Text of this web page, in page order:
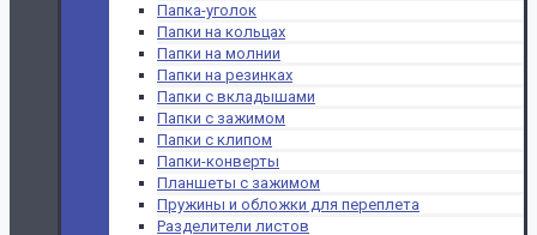
Папка-уголок
Папки на кольцах
Папки на молнии
Папки на резинках
Папки с вкладышами
Папки с зажимом
Папки с клипом
Папки-конверты
Планшеты с зажимом
Пружины и обложки для переплета
Разделители листов